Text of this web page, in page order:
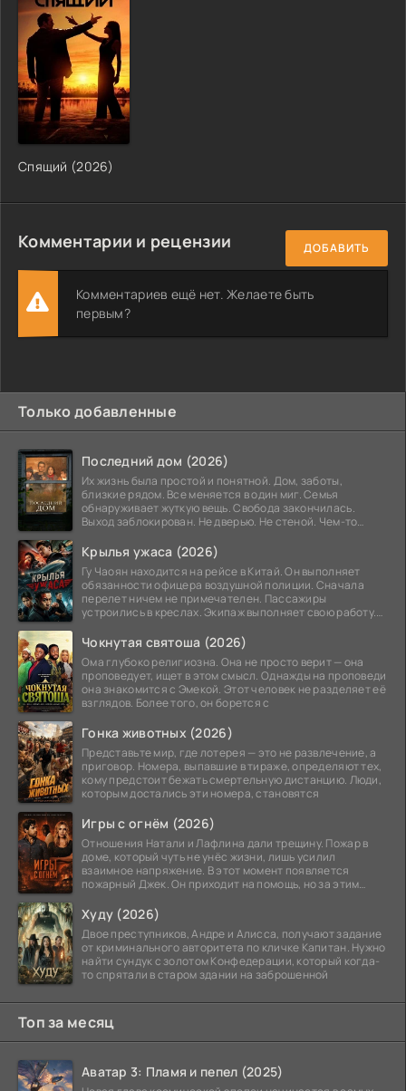
Спящий (2026)
Комментарии и рецензии ДОБАВИТЬ
Комментариев ещё нет. Желаете быть
первым?
Только добавленные
Последний дом (2026)
Их жизнь была простой и понятной. Дом, заботы,
близкие рядом. Все меняется в один миг. Семья
обнаруживает жуткую вещь. Свобода закончилась.
Выход заблокирован. Не дверью. Не стеной. Чем-то
Крылья ужаса (2026)
Гу Чаоян находится на рейсе в Китай. Он выполняет
обязанности офицера воздушной полиции. Сначала
перелет ничем не примечателен. Пассажиры
устроились в креслах. Экипаж выполняет свою работу.
Чокнутая святоша (2026)
Ома глубоко религиозна. Она не просто верит — она
проповедует, ищет в этом смысл. Однажды на проповеди
она знакомится с Эмекой. Этот человек не разделяет её
взглядов. Более того, он борется с
Гонка животных (2026)
Представьте мир, где лотерея — это не развлечение, а
приговор. Номера, выпавшие в тираже, определяют тех,
кому предстоит бежать смертельную дистанцию. Люди,
которым достались эти номера, становятся
Игры с огнём (2026)
Отношения Натали и Лафлина дали трещину. Пожар в
доме, который чуть не унёс жизни, лишь усилил
взаимное напряжение. В этот момент появляется
пожарный Джек. Он приходит на помощь, но за этим
Худу (2026)
Двое преступников, Андре и Алисса, получают задание
от криминального авторитета по кличке Капитан. Нужно
найти сундук с золотом Конфедерации, который когда-
то спрятали в старом здании на заброшенной
Топ за месяц
Аватар 3: Пламя и пепел (2025)